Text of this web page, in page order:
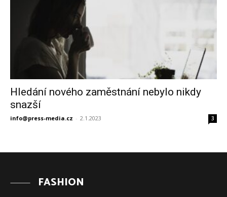
Hledání nového zaměstnání nebylo nikdy
snazší
info@press-media.cz - 2.1.2023 3
FASHION